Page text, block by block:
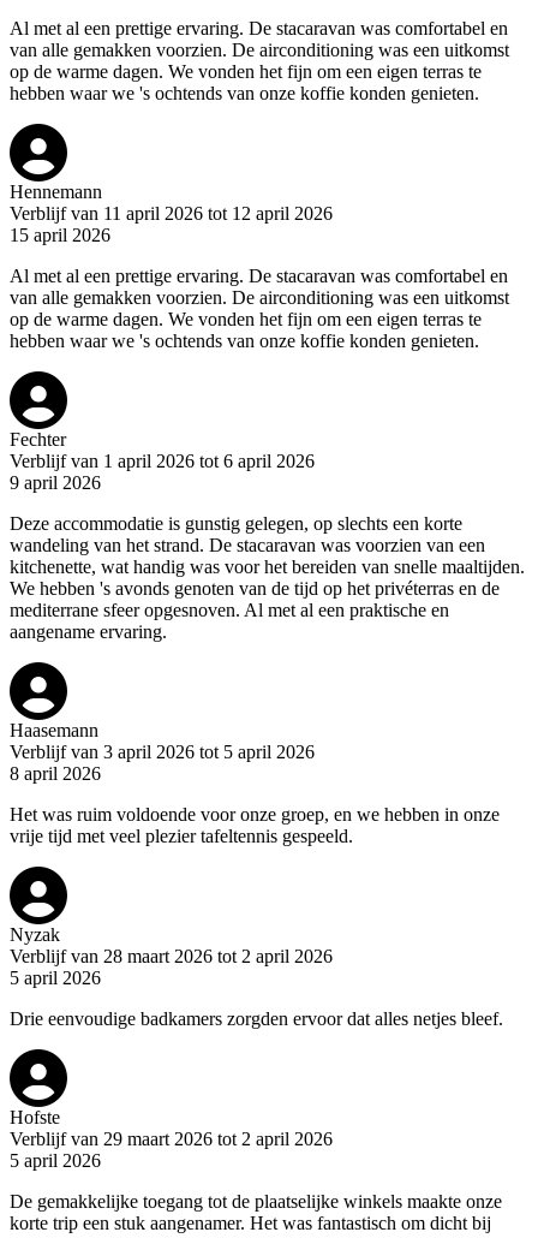
Al met al een prettige ervaring. De stacaravan was comfortabel en
van alle gemakken voorzien. De airconditioning was een uitkomst
op de warme dagen. We vonden het fijn om een eigen terras te
hebben waar we 's ochtends van onze koffie konden genieten.
Hennemann
Verblijf van 11 april 2026 tot 12 april 2026
15 april 2026
Al met al een prettige ervaring. De stacaravan was comfortabel en
van alle gemakken voorzien. De airconditioning was een uitkomst
op de warme dagen. We vonden het fijn om een eigen terras te
hebben waar we 's ochtends van onze koffie konden genieten.
Fechter
Verblijf van 1 april 2026 tot 6 april 2026
9 april 2026
Deze accommodatie is gunstig gelegen, op slechts een korte
wandeling van het strand. De stacaravan was voorzien van een
kitchenette, wat handig was voor het bereiden van snelle maaltijden.
We hebben 's avonds genoten van de tijd op het privéterras en de
mediterrane sfeer opgesnoven. Al met al een praktische en
aangename ervaring.
Haasemann
Verblijf van 3 april 2026 tot 5 april 2026
8 april 2026
Het was ruim voldoende voor onze groep, en we hebben in onze
vrije tijd met veel plezier tafeltennis gespeeld.
Nyzak
Verblijf van 28 maart 2026 tot 2 april 2026
5 april 2026
Drie eenvoudige badkamers zorgden ervoor dat alles netjes bleef.
Hofste
Verblijf van 29 maart 2026 tot 2 april 2026
5 april 2026
De gemakkelijke toegang tot de plaatselijke winkels maakte onze
korte trip een stuk aangenamer. Het was fantastisch om dicht bij